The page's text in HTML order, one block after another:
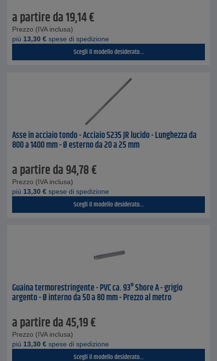
a partire da19,14€
Prezzo (IVA inclusa)
piú 13,30 € spese di spedizione
Scegli il modello desiderato...
Asse in acciaio tondo - Acciaio S235 JR lucido - Lunghezza da
800 a 1400 mm - Ø esterno da 20 a 25 mm
a partire da94,78€
Prezzo (IVA inclusa)
piú 13,30 € spese di spedizione
Scegli il modello desiderato...
Guaina termorestringente - PVC ca. 93° Shore A - grigio
argento - Ø interno da 50 a 80 mm - Prezzo al metro
a partire da45,19€
Prezzo (IVA inclusa)
piú 13,30 € spese di spedizione
Scegli il modello desiderato...